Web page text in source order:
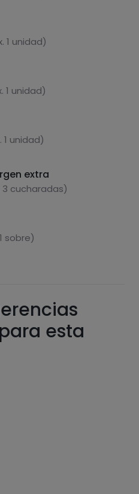
1 unidad)
1 unidad)
1 unidad)
extra
cucharadas)
sobre)
Proteínas
Grasas
información nutricional
muchas más
PLUS
esta